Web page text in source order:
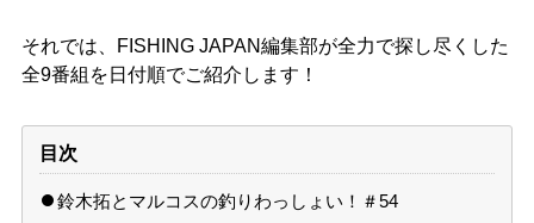
それでは、FISHING JAPAN編集部が全力で探し尽くした
全9番組を日付順でご紹介します！
目次
鈴木拓とマルコスの釣りわっしょい！＃54